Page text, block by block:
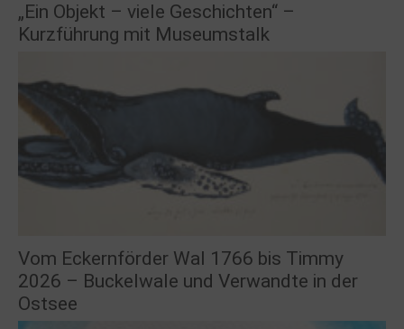
„Ein Objekt – viele Geschichten“ –
Kurzführung mit Museumstalk
Vom Eckernförder Wal 1766 bis Timmy
2026 – Buckelwale und Verwandte in der
Ostsee